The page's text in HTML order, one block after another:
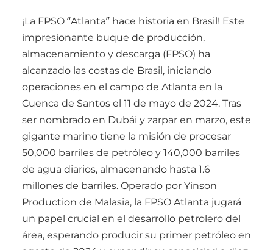
¡La FPSO “Atlanta” hace historia en Brasil! Este
impresionante buque de producción,
almacenamiento y descarga (FPSO) ha
alcanzado las costas de Brasil, iniciando
operaciones en el campo de Atlanta en la
Cuenca de Santos el 11 de mayo de 2024. Tras
ser nombrado en Dubái y zarpar en marzo, este
gigante marino tiene la misión de procesar
50,000 barriles de petróleo y 140,000 barriles
de agua diarios, almacenando hasta 1.6
millones de barriles. Operado por Yinson
Production de Malasia, la FPSO Atlanta jugará
un papel crucial en el desarrollo petrolero del
área, esperando producir su primer petróleo en